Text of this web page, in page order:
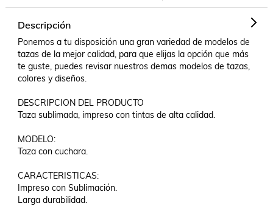
Descripción
Ponemos a tu disposición una gran variedad de modelos de
tazas de la mejor calidad, para que elijas la opción que más
te guste, puedes revisar nuestros demas modelos de tazas,
colores y diseños.
DESCRIPCION DEL PRODUCTO
Taza sublimada, impreso con tintas de alta calidad.
MODELO:
Taza con cuchara.
CARACTERISTICAS:
Impreso con Sublimación.
Larga durabilidad.